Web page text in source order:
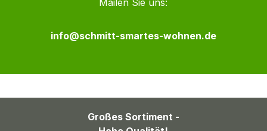
Mailen Sie uns:
info@schmitt-smartes-wohnen.de
Großes Sortiment -